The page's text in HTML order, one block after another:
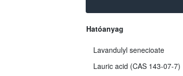
Hatóanyag
Lavandulyl senecioate
Lauric acid (CAS 143-07-7)